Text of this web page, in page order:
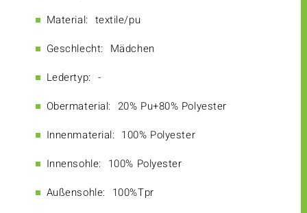
Material: textile/pu
Geschlecht: Mädchen
Ledertyp: -
Obermaterial: 20% Pu+80% Polyester
Innenmaterial: 100% Polyester
Innensohle: 100% Polyester
Außensohle: 100%Tpr